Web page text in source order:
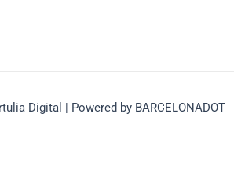
Digital | Powered by BARCELONADOT